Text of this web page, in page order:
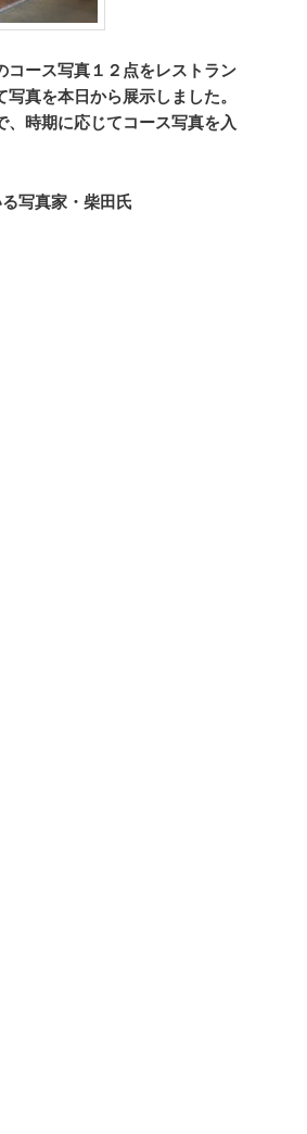
ース写真１２点をレストラン
真を本日から展示しました。
時期に応じてコース写真を入
写真家・柴田氏